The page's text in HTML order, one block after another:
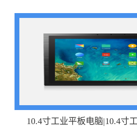
10.4寸工业平板电脑|10.4寸